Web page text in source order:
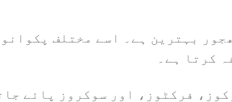
بہترین ہے۔ اسے مختلف
کرتا ہے۔
فرکٹوز، اور سوکروز پائے